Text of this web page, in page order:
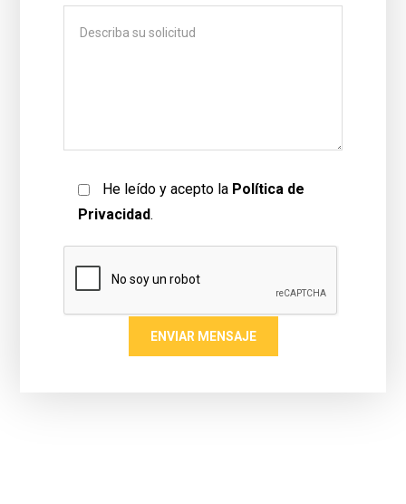
He leído y acepto la Política de
Privacidad.
ENVIAR MENSAJE